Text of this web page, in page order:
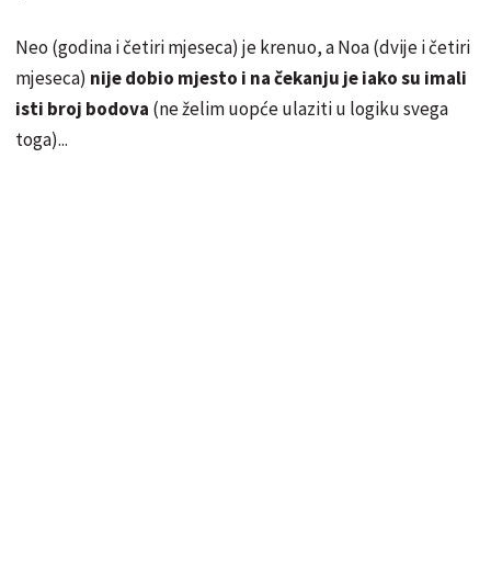
Neo (godina i četiri mjeseca) je krenuo, a Noa (dvije i četiri
mjeseca) nije dobio mjesto i na čekanju je iako su imali
isti broj bodova (ne želim uopće ulaziti u logiku svega
toga)...